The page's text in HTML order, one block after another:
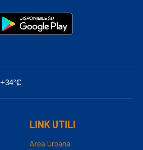
+34°C
LINK UTILI
Area Urbana